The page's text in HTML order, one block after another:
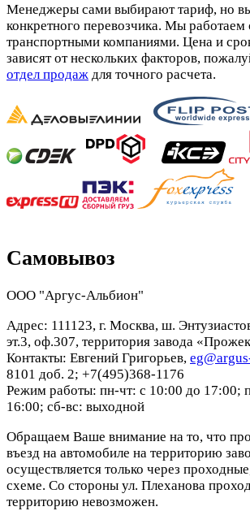
Менеджеры сами выбирают тариф, но
конкретного перевозчика. Мы работаем
транспортными компаниями. Цена и
зависят от нескольких факторов,
отдел продаж для точного расчета.
Самовывоз
ООО "Аргус-Альбион"
Адрес: 111123, г. Москва, ш.
эт.3, оф.307, территория завода
Контакты: Евгений Григорьев,
8101 доб. 2; +7(495)368-1176
Режим работы: пн-чт: с 10:00 до 17:00;
16:00; сб-вс: выходной
Обращаем Ваше внимание на то, что
въезд на автомобиле на территорию
осуществляется только через
схеме. Со стороны ул. Плеханова
территорию невозможен.